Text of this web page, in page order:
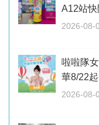
A12站
2026-08-
啦啦隊
華8/22
2026-08-